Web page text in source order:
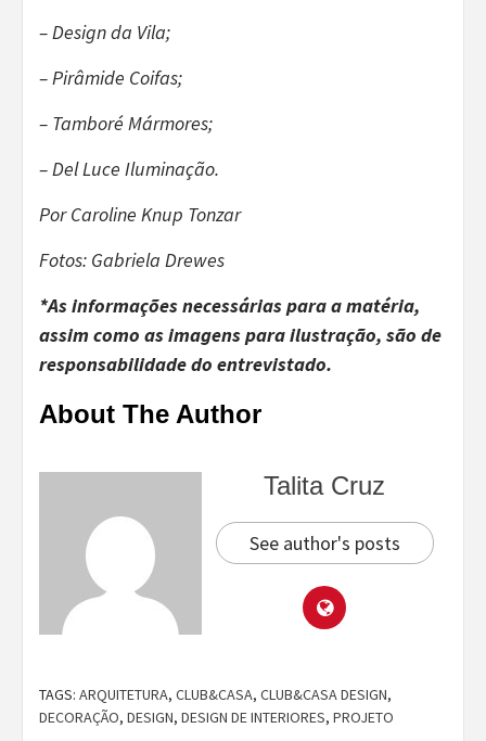
– Design da Vila;
– Pirâmide Coifas;
– Tamboré Mármores;
– Del Luce Iluminação.
Por Caroline Knup Tonzar
Fotos: Gabriela Drewes
*As informações necessárias para a matéria,
assim como as imagens para ilustração, são de
responsabilidade do entrevistado.
About The Author
Talita Cruz
See author's posts
TAGS: ARQUITETURA, CLUB&CASA, CLUB&CASA DESIGN,
DECORAÇÃO, DESIGN, DESIGN DE INTERIORES, PROJETO